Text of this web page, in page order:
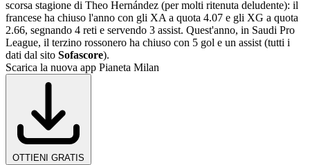
scorsa stagione di Theo Hernández (per molti ritenuta deludente): il
francese ha chiuso l'anno con gli XA a quota 4.07 e gli XG a quota
2.66, segnando 4 reti e servendo 3 assist. Quest'anno, in Saudi Pro
League, il terzino rossonero ha chiuso con 5 gol e un assist (tutti i
dati dal sito Sofascore).
Scarica la nuova app Pianeta Milan
OTTIENI GRATIS